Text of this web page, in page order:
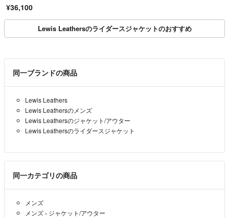
¥36,100
Lewis Leathersのライダースジャケットのおすすめ
同一ブランドの商品
Lewis Leathers
Lewis Leathersのメンズ
Lewis Leathersのジャケット/アウター
Lewis Leathersのライダースジャケット
同一カテゴリの商品
メンズ
メンズ › ジャケット/アウター